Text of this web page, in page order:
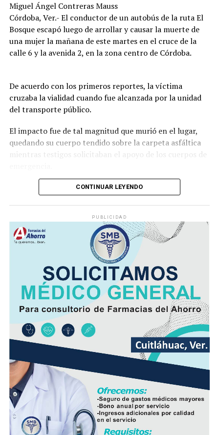
del accidente y el deslinde de responsabilidades.
Miguel Ángel Contreras Mauss
Córdoba, Ver.- El conductor de un autobús de la ruta El
Bosque escapó luego de arrollar y causar la muerte de
una mujer la mañana de este martes en el cruce de la
calle 6 y la avenida 2, en la zona centro de Córdoba.
De acuerdo con los primeros reportes, la víctima
cruzaba la vialidad cuando fue alcanzada por la unidad
del transporte público.
El impacto fue de tal magnitud que murió en el lugar,
quedando su cuerpo tendido sobre la carpeta asfáltica
mientras testigos solicitaban el apoyo de los cuerpos de
movilizó a corporaciones de seguridad para tratar de
ubicar tanto al responsable como al vehículo.
Minutos después, el autobús fue encontrado
abandonado en el cruce de la calle 26 y la avenida 9, en
la colonia San José, donde quedó bajo resguardo de las
autoridades como parte de las investigaciones.
Elementos de la Policía Municipal y Estatal acordonaron
el área del accidente para preservar los indicios, en
tanto personal de Tránsito Municipal realizó las
primeras diligencias para establecer la mecánica del
hecho.
Peritos de la Fiscalía General del Estado y agentes de la
Policía Ministerial llevaron a cabo el procesamiento de
CONTINUAR LEYENDO
PUBLICIDAD